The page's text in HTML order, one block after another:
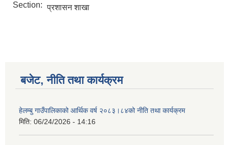
Section: प्रशासन शाखा
बजेट, नीति तथा कार्यक्रम
हेलम्बु गाउँपालिकाको आर्थिक वर्ष २०८३।८४को नीति तथा कार्यक्रम
मिति: 06/24/2026 - 14:16